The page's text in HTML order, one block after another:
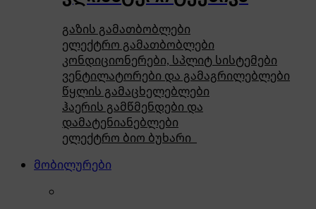
გაზის გამათბობლები
ელექტრო გამათბობლები
კონდიციონერები, სპლიტ სისტემები
ვენტილატორები და გამაგრილებლები
წყლის გამაცხელებლები
ჰაერის გამწმენდები და
დამატენიანებლები
ელექტრო ბიო ბუხარი
მობილურები